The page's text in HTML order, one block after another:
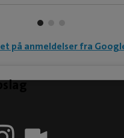
aktivt med
den gode kliniske kultur.
på anmeldelser fra